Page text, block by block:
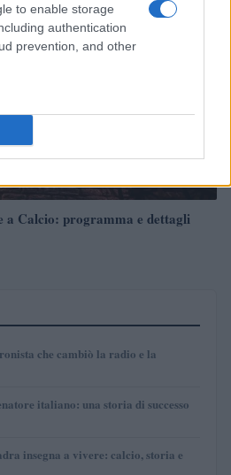
to enable storage
authentication
prevention, and other
a Calcio: programma e dettagli
che cambiò la radio e la
italiano: una storia di successo
insegna a vivere: calcio, storia e